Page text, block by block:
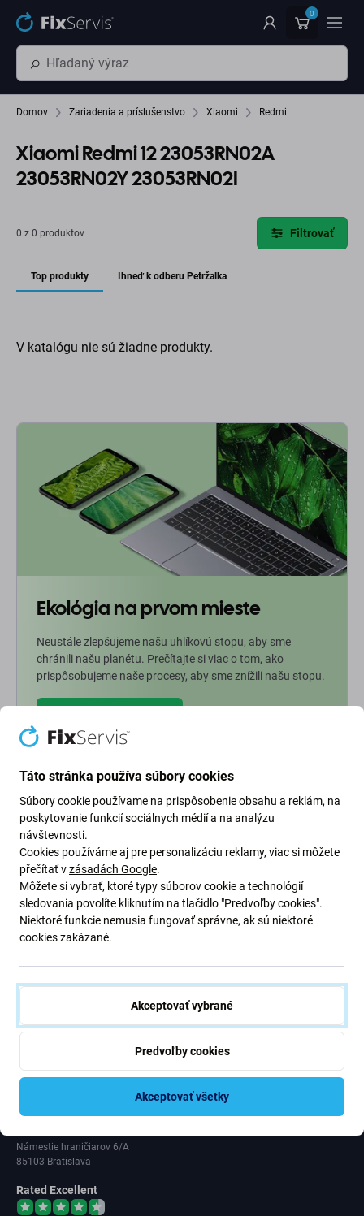
Preskočiť na hlavný obsah 0
Domov Zariadenia a príslušenstvo Xiaomi Redmi
Xiaomi Redmi 12 23053RN02A
23053RN02Y 23053RN02I
0 z 0 produktov Filtrovať
Top produkty Ihneď k odberu Petržalka
V katalógu nie sú žiadne produkty.
Ekológia na prvom mieste
Neustále zlepšujeme našu uhlíkovú stopu, aby sme
chránili našu planétu. Prečítajte si viac o tom, ako
prispôsobujeme naše procesy, aby sme znížili našu stopu.
Newsletter Fix
Prihláste sa na odber newslettera ohľadom zliav a noviniek z našej
ponuky.
Odoberať
iFix s.r.o. SK
IČ DPH: SK202 371 9379
Námestie hraničiarov 6/A
85103 Bratislava
Rated Excellent
Táto stránka používa súbory cookies
Súbory cookie používame na prispôsobenie obsahu a reklám, na
poskytovanie funkcií sociálnych médií a na analýzu
návštevnosti.
Cookies používáme aj pre personalizáciu reklamy, viac si môžete
přečítať vzásadách Google.
Môžete si vybrať, ktoré typy súborov cookie a technológií
sledovania povolíte kliknutím na tlačidlo "Predvoľby cookies".
Niektoré funkcie nemusia fungovať správne, ak sú niektoré
cookies zakázané.
Akceptovať vybrané
Predvoľby cookies
Akceptovať všetky